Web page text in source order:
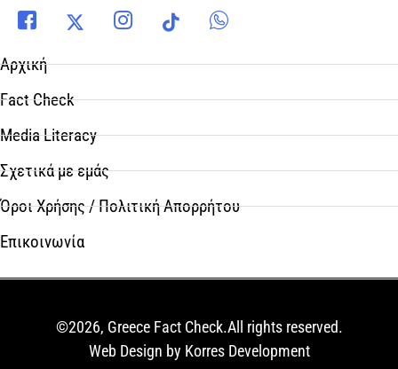
Αρχική
Fact Check
Media Literacy
Σχετικά με εμάς
Όροι Χρήσης / Πολιτική Απορρήτου
Επικοινωνία
©2026, Greece Fact Check.All rights reserved.
Web Design by Korres Development